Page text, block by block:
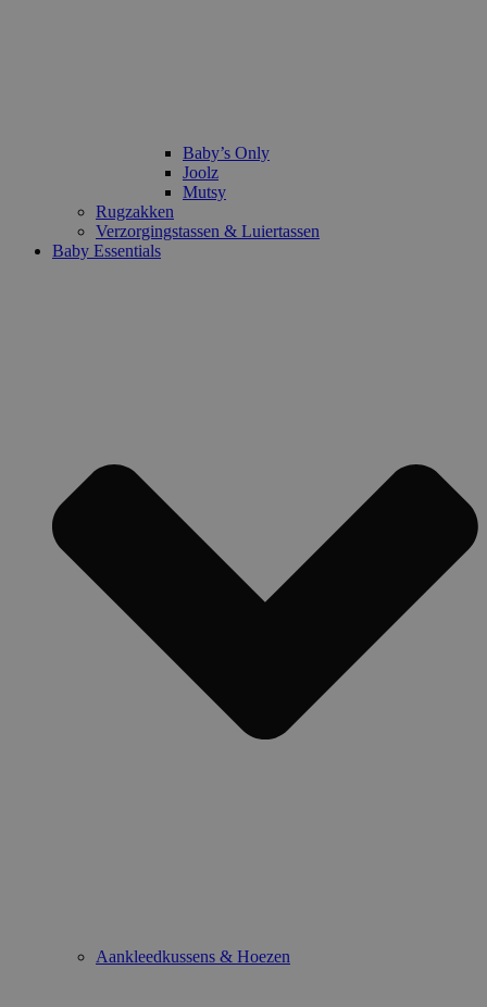
Baby’s Only
Joolz
Mutsy
Rugzakken
Verzorgingstassen & Luiertassen
Baby Essentials
Aankleedkussens & Hoezen